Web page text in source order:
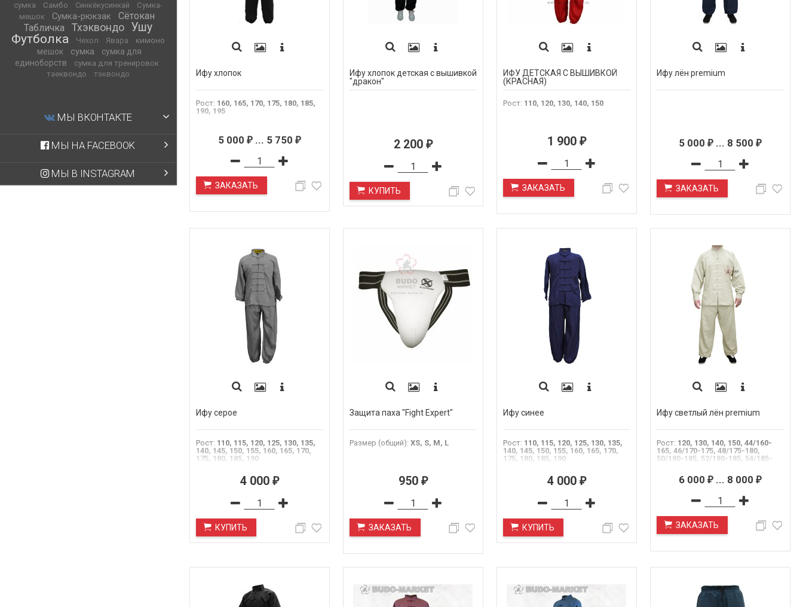
сумка
Самбо Синкёкусинкай
Сумка-
мешок
Сумка-рюкзак
Сётокан
Табличка
Тхэквондо Ушу
Футболка Чехол Явара
кимоно
мешок
сумка
сумка для
единоборств
сумка для тренировок
таеквондо
тэквондо
МЫ ВКОНТАКТЕ
МЫ НА FACEBOOK
МЫ В INSTAGRAM
Ифу хлопок
Рост: 160, 165, 170, 175, 180, 185,
190, 195
5 000 ₽... 5 750 ₽
ЗАКАЗАТЬ
Ифу хлопок детская с вышивкой
"дракон"
2 200 ₽
КУПИТЬ
ИФУ ДЕТСКАЯ С ВЫШИВКОЙ
(КРАСНАЯ)
Рост: 110, 120, 130, 140, 150
1 900 ₽
ЗАКАЗАТЬ
Ифу лён premium
5 000 ₽... 8 500 ₽
ЗАКАЗАТЬ
Ифу серое
Рост: 110, 115, 120, 125, 130, 135,
140, 145, 150, 155, 160, 165, 170,
175, 180, 185, 190
4 000 ₽
КУПИТЬ
Защита паха "Fight Expert"
Размер (общий): XS, S, M, L
950 ₽
ЗАКАЗАТЬ
Ифу синее
Рост: 110, 115, 120, 125, 130, 135,
140, 145, 150, 155, 160, 165, 170,
175, 180, 185, 190
4 000 ₽
КУПИТЬ
Ифу светлый лён premium
Рост: 120, 130, 140, 150, 44/160-
165, 46/170-175, 48/175-180,
50/180-185, 52/180-185, 54/185-
6 000 ₽... 8 000 ₽
ЗАКАЗАТЬ